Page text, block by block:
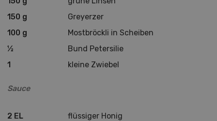
150 g
Greyerzer
100 g
Mostbröckli in Scheiben
½
Bund Petersilie
1
kleine Zwiebel
Sauce
2 EL
flüssiger Honig